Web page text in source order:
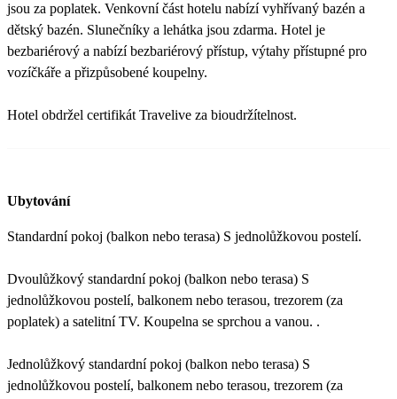
jsou za poplatek. Venkovní část hotelu nabízí vyhřívaný bazén a
dětský bazén. Slunečníky a lehátka jsou zdarma. Hotel je
bezbariérový a nabízí bezbariérový přístup, výtahy přístupné pro
vozíčkáře a přizpůsobené koupelny.
Hotel obdržel certifikát Travelive za bioudržítelnost.
Ubytování
Standardní pokoj (balkon nebo terasa) S jednolůžkovou postelí.
Dvoulůžkový standardní pokoj (balkon nebo terasa) S
jednolůžkovou postelí, balkonem nebo terasou, trezorem (za
poplatek) a satelitní TV. Koupelna se sprchou a vanou. .
Jednolůžkový standardní pokoj (balkon nebo terasa) S
jednolůžkovou postelí, balkonem nebo terasou, trezorem (za